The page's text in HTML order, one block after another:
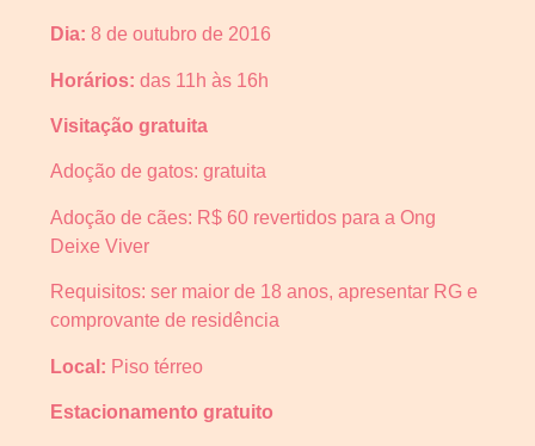
Dia: 8 de outubro de 2016
Horários: das 11h às 16h
Visitação gratuita
Adoção de gatos: gratuita
Adoção de cães: R$ 60 revertidos para a Ong
Deixe Viver
Requisitos: ser maior de 18 anos, apresentar RG e
comprovante de residência
Local: Piso térreo
Estacionamento gratuito